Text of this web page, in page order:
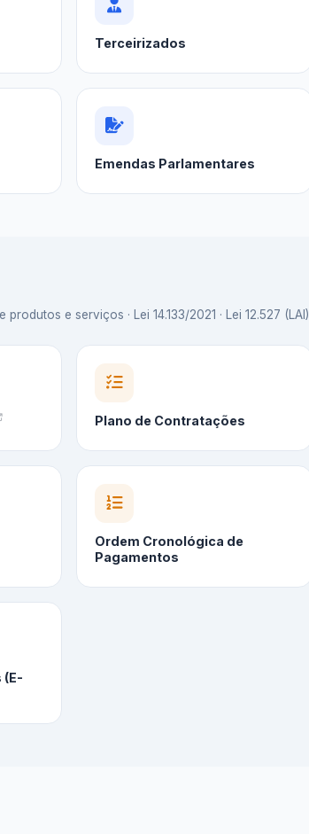
Terceirizados
Emendas Parlamentares
e serviços · Lei 14.133/2021 · Lei 12.527 (LAI)
Plano de Contratações
Ordem Cronológica de
Pagamentos